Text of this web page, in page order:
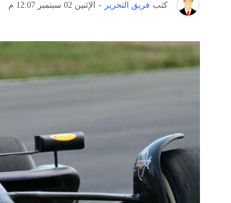
كتب فريق التحرير - الإثنين 02 سبتمبر 12:07 م